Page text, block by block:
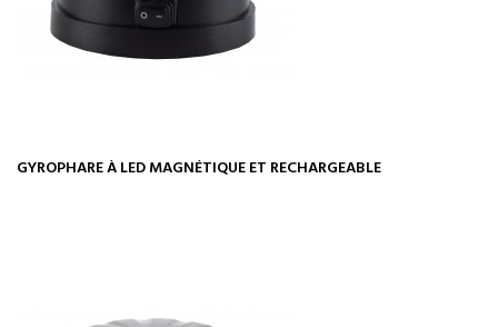
GYROPHARE À LED MAGNÉTIQUE ET RECHARGEABLE